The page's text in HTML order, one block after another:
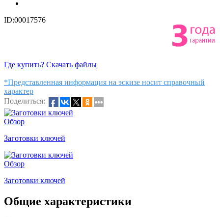
ID:00017576
Где купить? Скачать файлы
*Представленная информация на эскизе носит справочный
характер
Поделиться:
Обзор
Заготовки ключей
Обзор
Заготовки ключей
Общие характеристики